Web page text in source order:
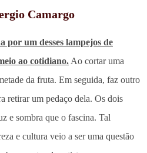
Camargo
por um desses lampejos de
ao cotidiano. Ao cortar uma
da fruta. Em seguida, faz outro
retirar um pedaço dela. Os dois
e sombra que o fascina. Tal
e cultura veio a ser uma questão